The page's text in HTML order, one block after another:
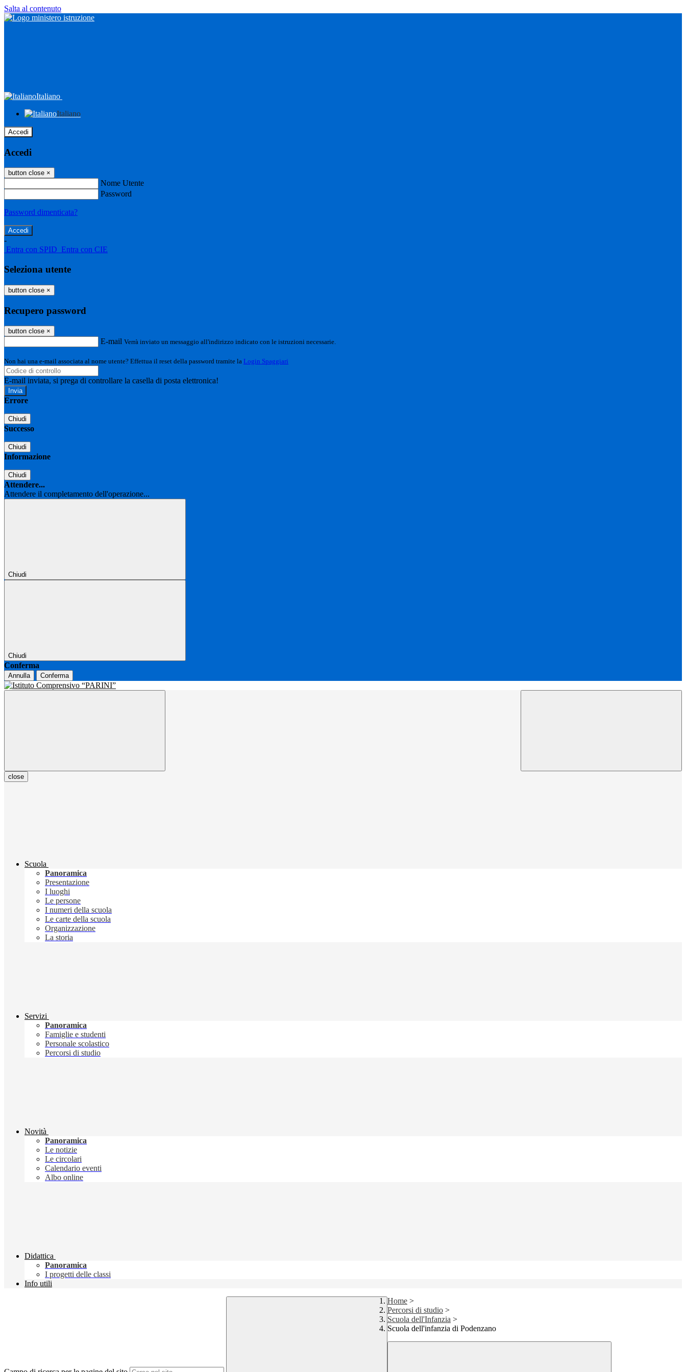
Salta al contenuto
Italiano
Italiano
Accedi
Accedi
button close ×
Nome Utente
Password
Password dimenticata?
-
Entra con SPID Entra con CIE
Seleziona utente
button close ×
Recupero password
button close ×
E-mail Verrà inviato un messaggio all'indirizzo indicato con le istruzioni necessarie.
Non hai una e-mail associata al nome utente? Effettua il reset della password tramite la Login Spaggiari
E-mail inviata, si prega di controllare la casella di posta elettronica!
Errore
Chiudi
Successo
Chiudi
Informazione
Chiudi
Attendere...
Attendere il completamento dell'operazione...
Chiudi
Chiudi
Conferma
Annulla Conferma
close
Scuola
Panoramica
Presentazione
I luoghi
Le persone
I numeri della scuola
Le carte della scuola
Organizzazione
La storia
Servizi
Panoramica
Famiglie e studenti
Personale scolastico
Percorsi di studio
Novità
Panoramica
Le notizie
Le circolari
Calendario eventi
Albo online
Didattica
Panoramica
I progetti delle classi
Info utili
Home >
Percorsi di studio >
Scuola dell'Infanzia >
Scuola dell'infanzia di Podenzano